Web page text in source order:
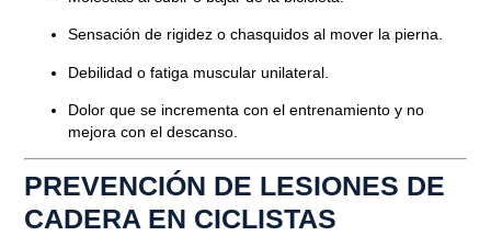
Sensación de rigidez o chasquidos al mover la pierna.
Debilidad o fatiga muscular unilateral.
Dolor que se incrementa con el entrenamiento y no
mejora con el descanso.
PREVENCIÓN DE LESIONES DE
CADERA EN CICLISTAS